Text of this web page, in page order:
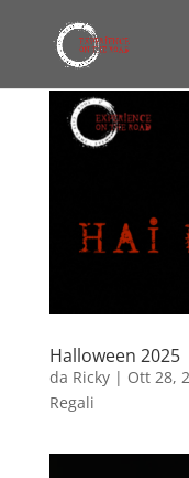
Halloween 2025
da Ricky| Ott 28,
Regali